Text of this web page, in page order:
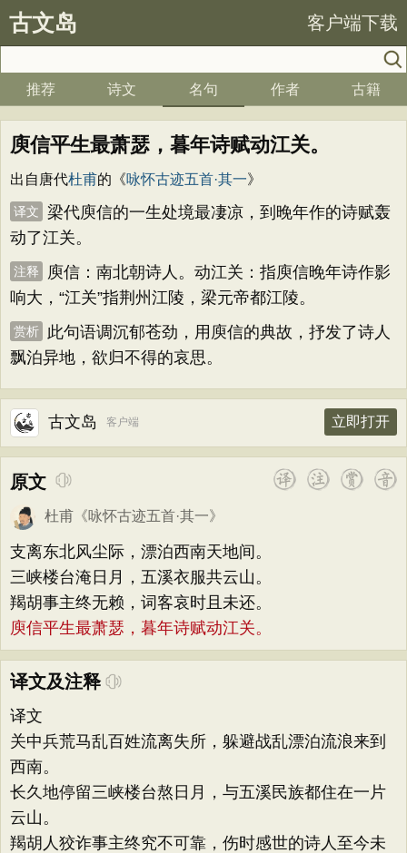
古文岛 客户端下载
推荐 诗文 名句 作者 古籍
庾信平生最萧瑟，暮年诗赋动江关。
出自唐代杜甫的《咏怀古迹五首·其一》
译文
梁代庾信的一生处境最凄凉，到晚年作的诗赋轰
动了江关。
注释
庾信：南北朝诗人。动江关：指庾信晚年诗作影
响大，“江关”指荆州江陵，梁元帝都江陵。
赏析
此句语调沉郁苍劲，用庾信的典故，抒发了诗人
飘泊异地，欲归不得的哀思。
古文岛 客户端 立即打开
原文
杜甫 《咏怀古迹五首·其一》
支离东北风尘际，漂泊西南天地间。
三峡楼台淹日月，五溪衣服共云山。
羯胡事主终无赖，词客哀时且未还。
庾信平生最萧瑟，暮年诗赋动江关。
译文及注释
译文
关中兵荒马乱百姓流离失所，躲避战乱漂泊流浪来到
西南。
长久地停留三峡楼台熬日月，与五溪民族都住在一片
云山。
羯胡人狡诈事主终究不可靠，伤时感世的诗人至今未